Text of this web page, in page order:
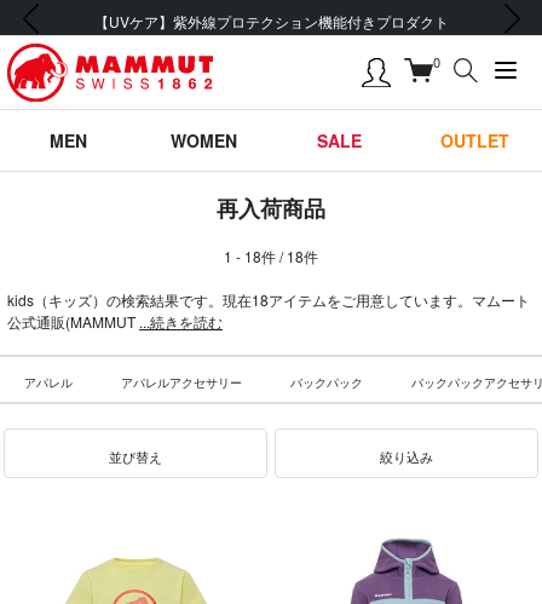
【UVケア】紫外線プロテクション機能付きプロダクト
前の画像 次の画像
0
MEN WOMEN SALE OUTLET
再入荷商品
1 - 18件 / 18件
kids（キッズ）の検索結果です。現在18アイテムをご用意しています。マムート
公式通販(MAMMUT ...続きを読む
アパレル アパレルアクセサリー バックパック バックパックアクセサ
並び替え 絞り込み